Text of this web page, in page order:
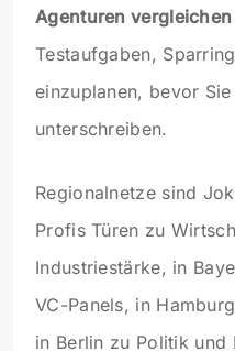
Agenturen vergleichen
Testaufgaben,
einzuplanen, bevor
unterschreiben.
Regionalnetze sind
Profis Türen zu
Industriestärke, in
VC-Panels, in
in Berlin zu Politik und